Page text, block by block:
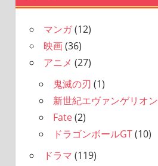
マンガ(12)
映画(36)
アニメ (27)
鬼滅の刃 (1)
新世紀エヴァンゲリオン
Fate(2)
ドラゴンボールGT(10)
ドラマ (119)